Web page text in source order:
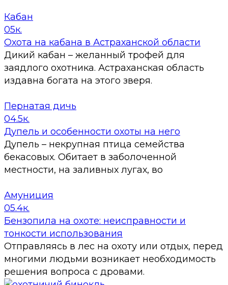
Кабан
05к.
Охота на кабана в Астраханской области
Дикий кабан – желанный трофей для
заядлого охотника. Астраханская область
издавна богата на этого зверя.
Пернатая дичь
04.5к.
Дупель и особенности охоты на него
Дупель – некрупная птица семейства
бекасовых. Обитает в заболоченной
местности, на заливных лугах, во
Амуниция
05.4к.
Бензопила на охоте: неисправности и
тонкости использования
Отправляясь в лес на охоту или отдых, перед
многими людьми возникает необходимость
решения вопроса с дровами.